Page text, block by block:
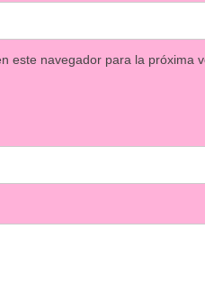
este navegador para la próxima